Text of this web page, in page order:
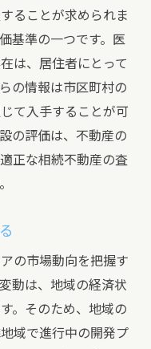
ることが求められま
基準の一つです。医
は、居住者にとって
の情報は市区町村の
て入手することが可
の評価は、不動産の
正な相続不動産の査
の市場動向を把握す
動は、地域の経済状
。そのため、地域の
域で進行中の開発プ